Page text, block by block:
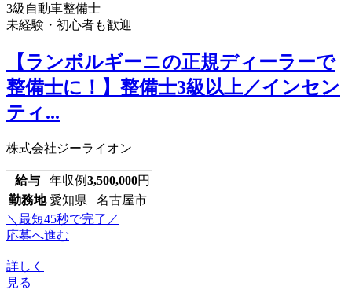
3級自動車整備士
未経験・初心者も歓迎
【ランボルギーニの正規ディーラーで
整備士に！】整備士3級以上／インセン
ティ...
株式会社ジーライオン
給与 年収例3,500,000円
勤務地 愛知県 名古屋市
＼最短45秒で完了／
応募へ進む
詳しく
見る